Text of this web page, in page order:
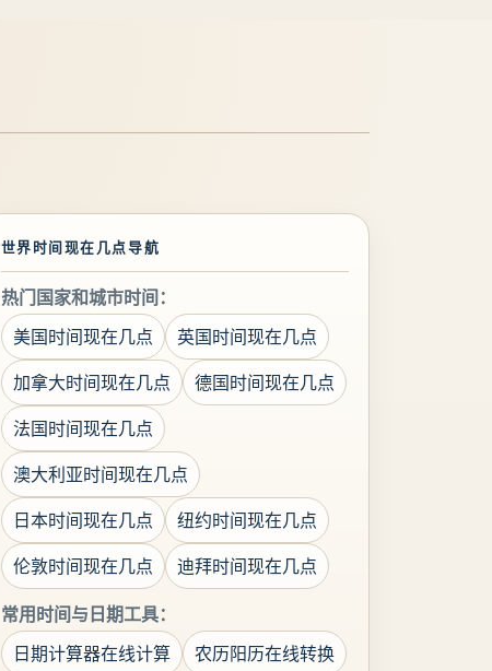
世界时间现在几点导航
热门国家和城市时间：
美国时间现在几点
英国时间现在几点
加拿大时间现在几点
德国时间现在几点
法国时间现在几点
澳大利亚时间现在几点
日本时间现在几点
纽约时间现在几点
伦敦时间现在几点
迪拜时间现在几点
常用时间与日期工具：
日期计算器在线计算
农历阳历在线转换